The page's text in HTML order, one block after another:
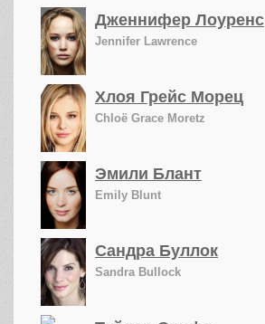
Дженнифер Лоуренс
Jennifer Lawrence
Хлоя Грейс Морец
Chloë Grace Moretz
Эмили Блант
Emily Blunt
Сандра Буллок
Sandra Bullock